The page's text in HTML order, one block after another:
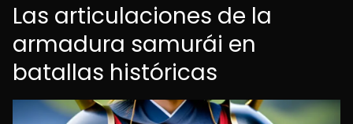
Las articulaciones de la
armadura samurái en
batallas históricas